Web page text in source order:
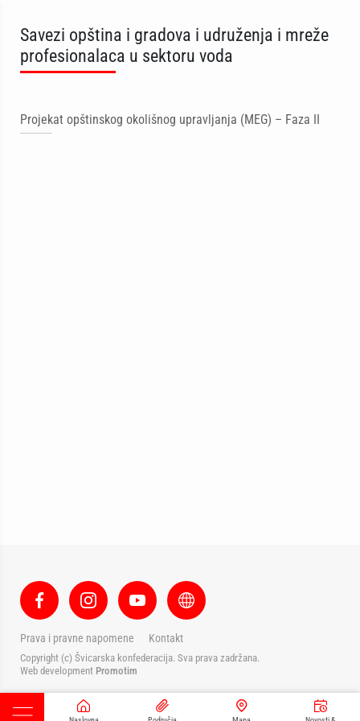
Savezi opština i gradova i udruženja i mreže
profesionalaca u sektoru voda
Projekat opštinskog okolišnog upravljanja (MEG) – Faza II
Prava i pravne napomene Kontakt
Copyright (c) Švicarska konfederacija. Sva prava zadržana.
Web development Promotim